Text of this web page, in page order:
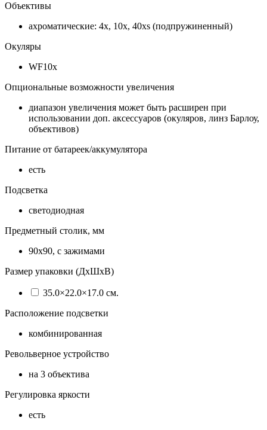
Объективы
ахроматические: 4x, 10x, 40xs (подпружиненный)
Окуляры
WF10x
Опциональные возможности увеличения
диапазон увеличения может быть расширен при
использовании доп. аксессуаров (окуляров, линз Барлоу,
объективов)
Питание от батареек/аккумулятора
есть
Подсветка
светодиодная
Предметный столик, мм
90x90, с зажимами
Размер упаковки (ДхШхВ)
35.0×22.0×17.0 см.
Расположение подсветки
комбинированная
Револьверное устройство
на 3 объектива
Регулировка яркости
есть